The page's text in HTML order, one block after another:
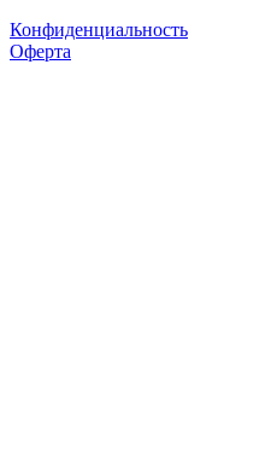
Конфиденциальность
Оферта